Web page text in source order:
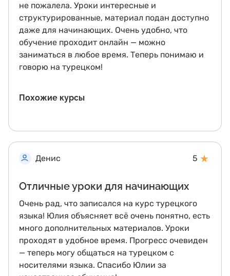
не пожалела. Уроки интересные и
структурированные, материал подан доступно
даже для начинающих. Очень удобно, что
обучение проходит онлайн — можно
заниматься в любое время. Теперь понимаю и
говорю на турецком!
Похожие курсы
Денис 5 ★
Отличные уроки для начинающих
Очень рад, что записался на курс турецкого
языка! Юлия объясняет всё очень понятно, есть
много дополнительных материалов. Уроки
проходят в удобное время. Прогресс очевиден
— теперь могу общаться на турецком с
носителями языка. Спасибо Юлии за